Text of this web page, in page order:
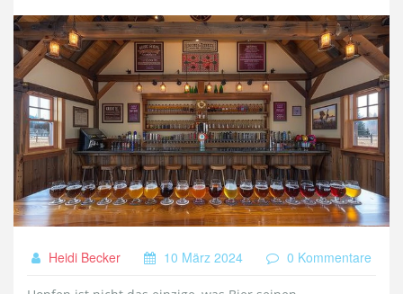
Heidi Becker 10 März 2024 0 Kommentare